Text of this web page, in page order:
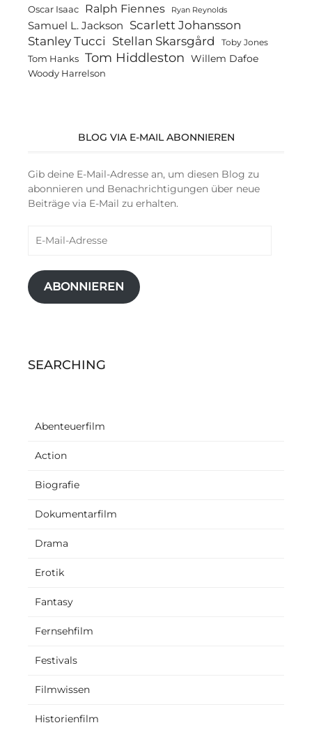
Oscar Isaac Ralph Fiennes Ryan Reynolds
Samuel L. Jackson Scarlett Johansson
Stanley Tucci Stellan Skarsgård Toby Jones
Tom Hanks Tom Hiddleston Willem Dafoe
Woody Harrelson
BLOG VIA E-MAIL ABONNIEREN
Gib deine E-Mail-Adresse an, um diesen Blog zu
abonnieren und Benachrichtigungen über neue
Beiträge via E-Mail zu erhalten.
Mail-
ABONNIEREN
SEARCHING
Abenteuerfilm
Action
Biografie
Dokumentarfilm
Drama
Erotik
Fantasy
Fernsehfilm
Festivals
Filmwissen
Historienfilm